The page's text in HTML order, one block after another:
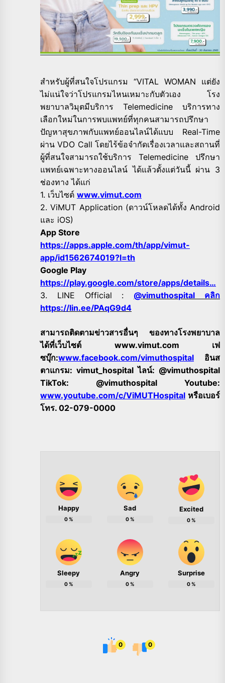
สำหรับผู้ที่สนใจโปรแกรม “VITAL WOMAN แต่ยัง
ไม่แน่ใจว่าโปรแกรมไหนเหมาะกับตัวเอง โรง
พยาบาลวิมุตมีบริการ Telemedicine บริการทาง
เลือกใหม่ในการพบแพทย์ที่ทุกคนสามารถปรึกษา
ปัญหาสุขภาพกับแพทย์ออนไลน์ได้แบบ Real-Time
ผ่าน VDO Call โดยไร้ข้อจำกัดเรื่องเวลาและสถานที่
ผู้ที่สนใจสามารถใช้บริการ Telemedicine ปรึกษา
แพทย์เฉพาะทางออนไลน์ ได้แล้วตั้งแต่วันนี้ ผ่าน 3
ช่องทาง ได้แก่
1. เว็บไซต์ www.vimut.com
2. ViMUT Application (ดาวน์โหลดได้ทั้ง Android
และ iOS)
App Store
https://apps.apple.com/th/app/vimut-
app/id1562674019?l=th
Google Play
https://play.google.com/store/apps/details…
3. LINE Official : @vimuthospital คลิก
https://lin.ee/PAqG9d4
สามารถติดตามข่าวสารอื่นๆ ของทางโรงพยาบาล
ได้ที่เว็บไซต์ www.vimut.com เฟ
ซบุ๊ก:www.facebook.com/vimuthospital อินส
ตาแกรม: vimut_hospital ไลน์: @vimuthospital
TikTok: @vimuthospital Youtube:
www.youtube.com/c/ViMUTHospital หรือเบอร์
โทร. 02-079-0000
Happy
0%
Sad
0%
Excited
0%
Sleepy
0%
Angry
0%
Surprise
0%
0 0